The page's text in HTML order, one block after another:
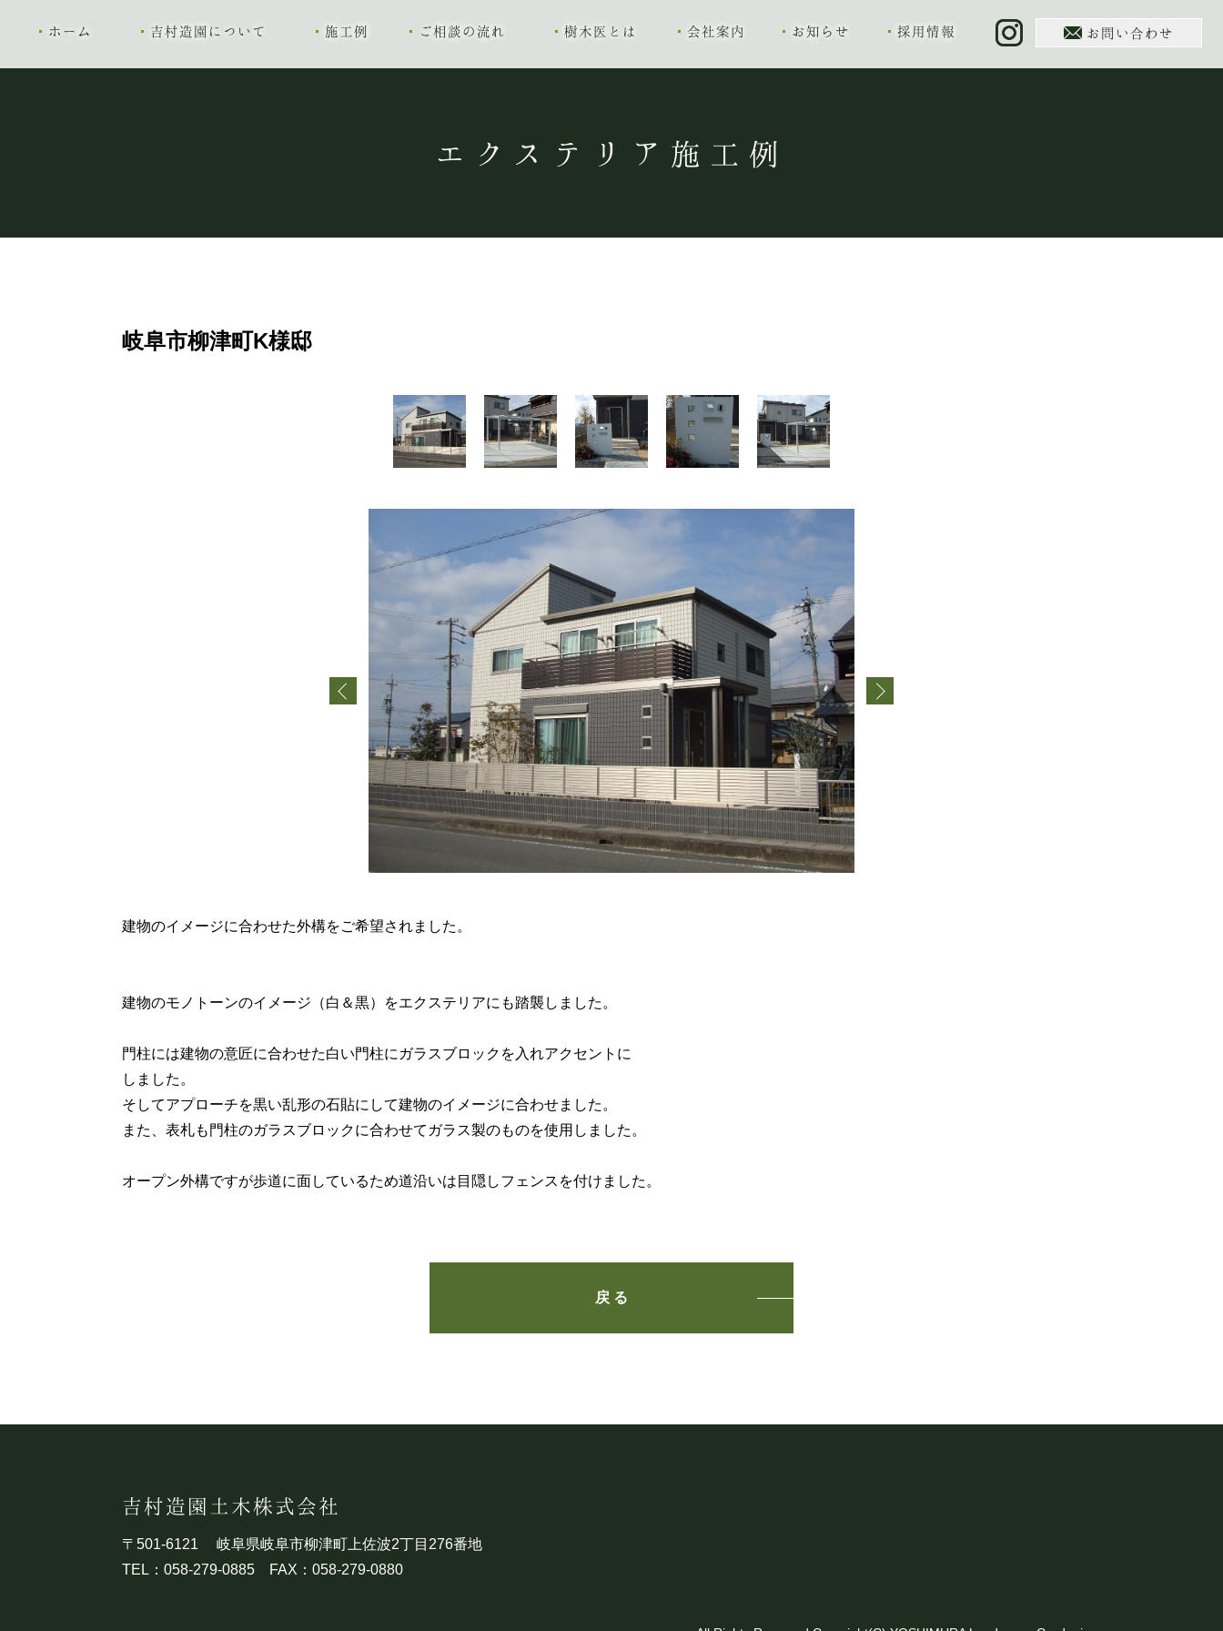
お問い合わせ
ホーム 吉村造園について 施工例 ご相談の流れ 樹木医とは 会社案内 お知らせ 採用情報
エクステリア施工例
岐阜市柳津町K様邸
建物のイメージに合わせた外構をご希望されました。
建物のモノトーンのイメージ（白＆黒）をエクステリアにも踏襲しました。
門柱には建物の意匠に合わせた白い門柱にガラスブロックを入れアクセントに
しました。
そしてアプローチを黒い乱形の石貼にして建物のイメージに合わせました。
また、表札も門柱のガラスブロックに合わせてガラス製のものを使用しました。
オープン外構ですが歩道に面しているため道沿いは目隠しフェンスを付けました。
戻 る
吉村造園土木株式会社
〒501-6121岐阜県岐阜市柳津町上佐波2丁目276番地
TEL：058-279-0885 FAX：058-279-0880